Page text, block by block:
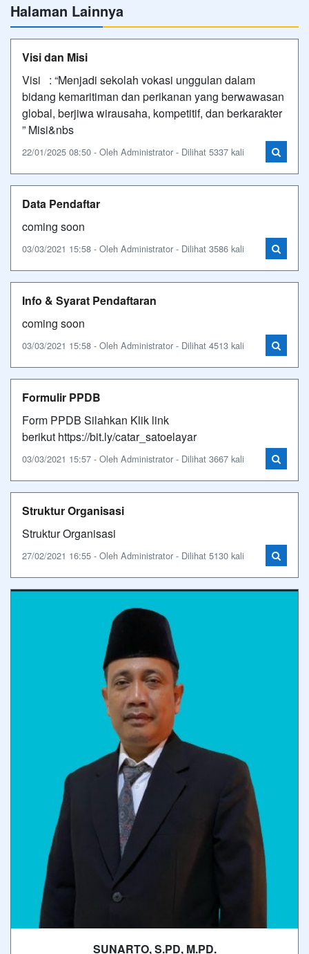
Halaman Lainnya
Visi dan Misi
Visi : “Menjadi sekolah vokasi unggulan dalam
bidang kemaritiman dan perikanan yang berwawasan
global, berjiwa wirausaha, kompetitif, dan berkarakter
” Misi&nbs
22/01/2025 08:50 - Oleh Administrator - Dilihat 5337 kali
Data Pendaftar
coming soon
03/03/2021 15:58 - Oleh Administrator - Dilihat 3586 kali
Info & Syarat Pendaftaran
coming soon
03/03/2021 15:58 - Oleh Administrator - Dilihat 4513 kali
Formulir PPDB
Form PPDB Silahkan Klik link
berikut https://bit.ly/catar_satoelayar
03/03/2021 15:57 - Oleh Administrator - Dilihat 3667 kali
Struktur Organisasi
Struktur Organisasi
27/02/2021 16:55 - Oleh Administrator - Dilihat 5130 kali
SUNARTO, S.PD, M.PD.